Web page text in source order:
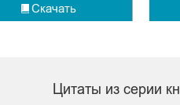
Скачать
Цитаты из серии